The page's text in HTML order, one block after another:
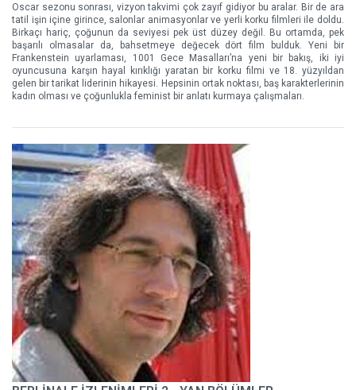
Oscar sezonu sonrası, vizyon takvimi çok zayıf gidiyor bu aralar. Bir de ara
tatil işin içine girince, salonlar animasyonlar ve yerli korku filmleri ile doldu.
Birkaçı hariç, çoğunun da seviyesi pek üst düzey değil. Bu ortamda, pek
başarılı olmasalar da, bahsetmeye değecek dört film bulduk. Yeni bir
Frankenstein uyarlaması, 1001 Gece Masalları’na yeni bir bakış, iki iyi
oyuncusuna karşın hayal kırıklığı yaratan bir korku filmi ve 18. yüzyıldan
gelen bir tarikat liderinin hikayesi. Hepsinin ortak noktası, baş karakterlerinin
kadın olması ve çoğunlukla feminist bir anlatı kurmaya çalışmaları.